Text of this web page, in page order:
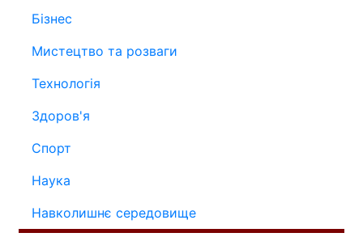
Бізнес
Мистецтво та розваги
Технологія
Здоров'я
Спорт
Наука
Навколишнє середовище